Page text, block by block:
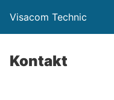
Visacom Technic
Kontakt